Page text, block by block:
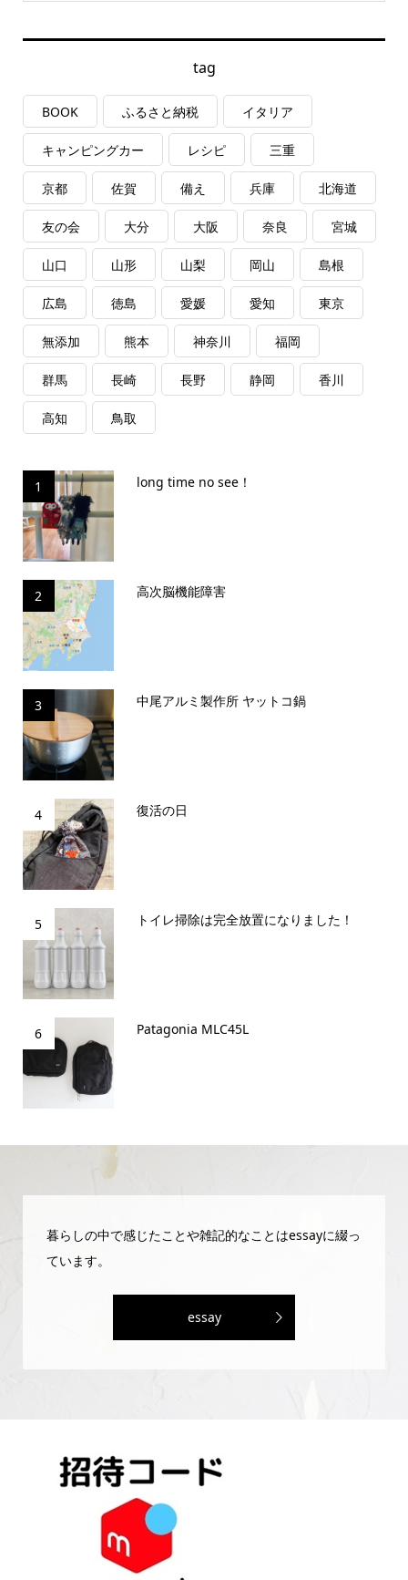
tag
BOOK ふるさと納税 イタリア
キャンピングカー レシピ 三重
京都 佐賀 備え 兵庫 北海道
友の会 大分 大阪 奈良 宮城
山口 山形 山梨 岡山 島根
広島 徳島 愛媛 愛知 東京
無添加 熊本 神奈川 福岡
群馬 長崎 長野 静岡 香川
高知 鳥取
1 long time no see！
2 高次脳機能障害
3 中尾アルミ製作所 ヤットコ鍋
4 復活の日
5 トイレ掃除は完全放置になりました！
6 Patagonia MLC45L
暮らしの中で感じたことや雑記的なことはessayに綴っ
ています。
essay